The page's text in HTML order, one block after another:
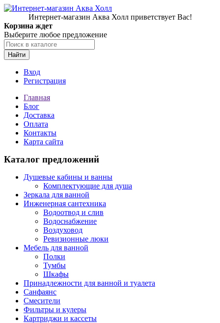
Интернет-магазин Аква Холл приветствует Вас!
Корзина ждет
Выберите любое предложение
Найти
Вход
Регистрация
Главная
Блог
Доставка
Оплата
Контакты
Карта сайта
Каталог предложений
Душевые кабины и ванны
Комплектующие для душа
Зеркала для ванной
Инженерная сантехника
Водоотвод и слив
Водоснабжение
Воздуховод
Ревизионные люки
Мебель для ванной
Полки
Тумбы
Шкафы
Принадлежности для ванной и туалета
Санфаянс
Смесители
Фильтры и кулеры
Картриджи и кассеты